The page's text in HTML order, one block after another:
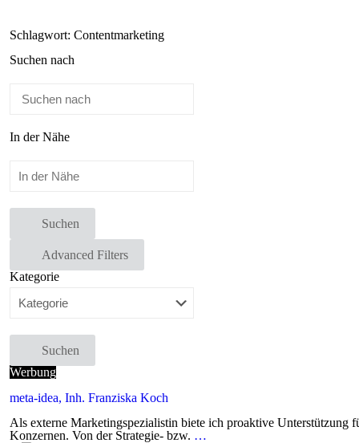
Schlagwort: Contentmarketing
Suchen nach
In der Nähe
Suchen
Advanced Filters
Kategorie
Suchen
Werbung
meta-idea, Inh. Franziska Koch
Als externe Marketingspezialistin biete ich proaktive
Konzernen. Von der Strategie- bzw. …